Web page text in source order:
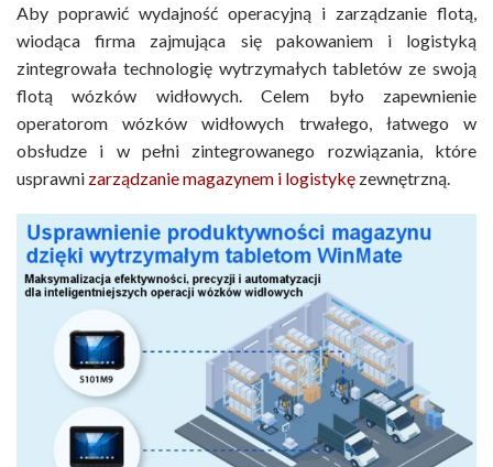
Aby poprawić wydajność operacyjną i zarządzanie flotą,
wiodąca firma zajmująca się pakowaniem i logistyką
zintegrowała technologię wytrzymałych tabletów ze swoją
flotą wózków widłowych. Celem było zapewnienie
operatorom wózków widłowych trwałego, łatwego w
obsłudze i w pełni zintegrowanego rozwiązania, które
usprawni zarządzanie magazynem i logistykę zewnętrzną.